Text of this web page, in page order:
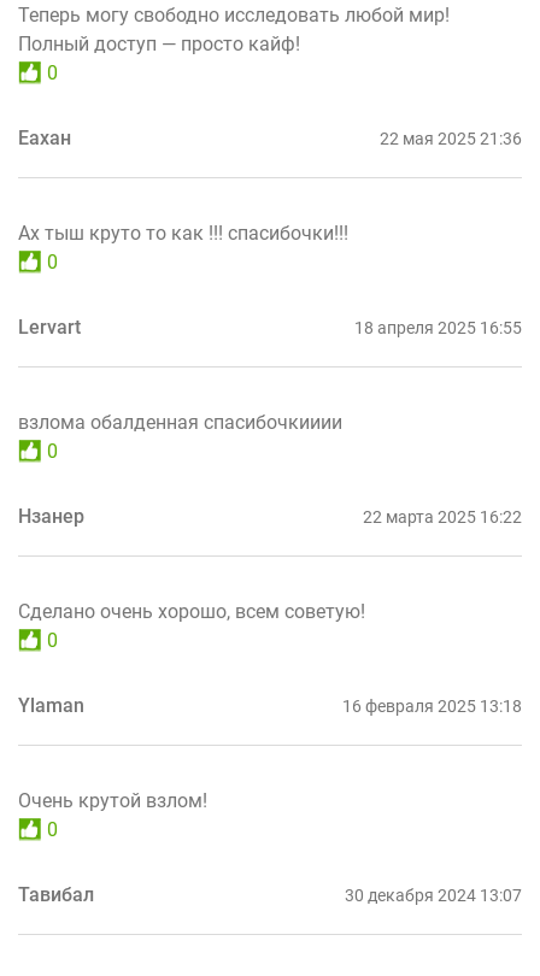
Теперь могу свободно исследовать любой мир!
Полный доступ — просто кайф!
0
Еахан 22 мая 2025 21:36
Ах тыш круто то как !!! спасибочки!!!
0
Lervart 18 апреля 2025 16:55
взлома обалденная спасибочкииии
0
Нзанер 22 марта 2025 16:22
Сделано очень хорошо, всем советую!
0
Ylaman 16 февраля 2025 13:18
Очень крутой взлом!
0
Тавибал 30 декабря 2024 13:07